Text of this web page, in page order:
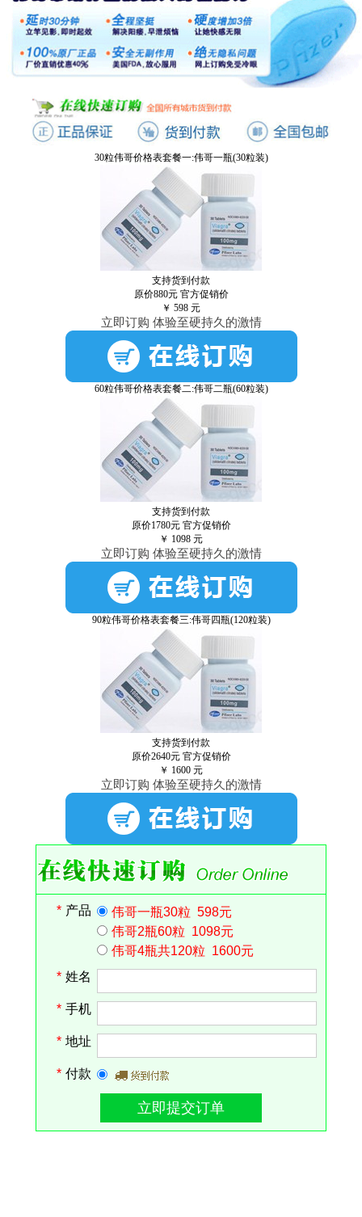
30粒伟哥价格表套餐一:伟哥一瓶(30粒装)
支持货到付款
原价880元 官方促销价
￥ 598 元
立即订购 体验至硬持久的激情
60粒伟哥价格表套餐二:伟哥二瓶(60粒装)
支持货到付款
原价1780元 官方促销价
￥ 1098 元
立即订购 体验至硬持久的激情
90粒伟哥价格表套餐三:伟哥四瓶(120粒装)
支持货到付款
原价2640元 官方促销价
￥ 1600 元
立即订购 体验至硬持久的激情